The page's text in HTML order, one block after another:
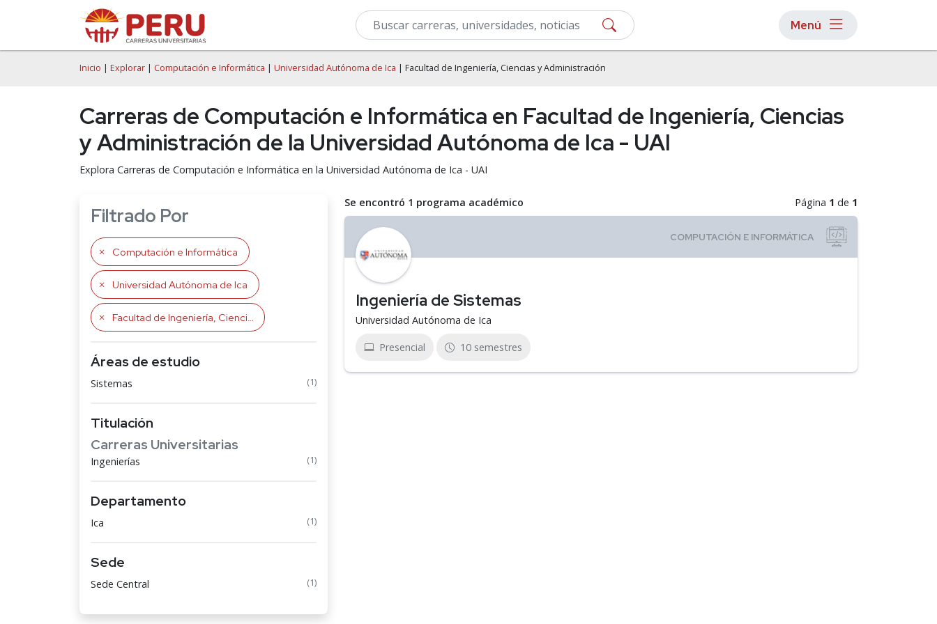
Menú
Inicio | Explorar | Computación e Informática | Universidad Autónoma de Ica | Facultad de Ingeniería, Ciencias y Administración
Carreras de Computación e Informática en Facultad de Ingeniería, Ciencias
y Administración de la Universidad Autónoma de Ica - UAI
Explora Carreras de Computación e Informática en la Universidad Autónoma de Ica - UAI
Filtrado Por
Computación e Informática
Universidad Autónoma de Ica
Facultad de Ingeniería, Ciencias y Administración
Áreas de estudio
Sistemas (1)
Titulación
Carreras Universitarias
Ingenierías (1)
Departamento
Ica (1)
Sede
Sede Central (1)
Se encontró 1 programa académico Página 1 de 1
Ingeniería de Sistemas
Universidad Autónoma de Ica
Presencial 10 semestres